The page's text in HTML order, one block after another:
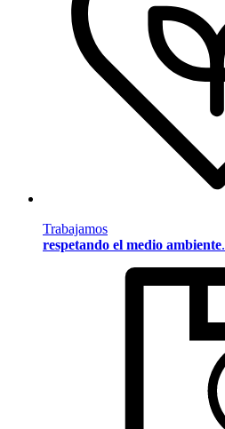
Trabajamos
respetando el medio ambiente.